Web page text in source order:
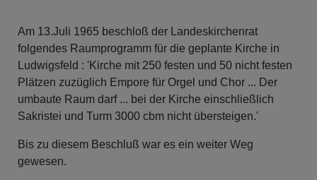
Am 13.Juli 1965 beschloß der Landeskirchenrat
folgendes Raumprogramm für die geplante Kirche in
Ludwigsfeld : 'Kirche mit 250 festen und 50 nicht festen
Plätzen zuzüglich Empore für Orgel und Chor ... Der
umbaute Raum darf ... bei der Kirche einschließlich
Sakristei und Turm 3000 cbm nicht übersteigen.'
Bis zu diesem Beschluß war es ein weiter Weg
gewesen.